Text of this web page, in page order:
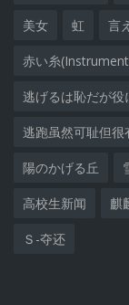
美女 虹 言
赤い糸
逃げるは恥だが役
逃跑虽然可耻但很
陽のかげる丘
高校生新闻 麒
Ｓ-夺还